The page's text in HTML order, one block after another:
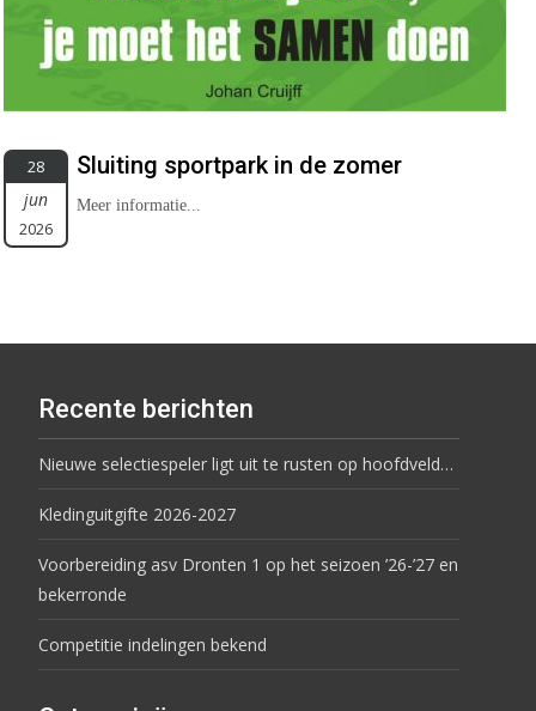
28
jun
2026
Sluiting sportpark in de zomer
Meer informatie...
Recente berichten
Nieuwe selectiespeler ligt uit te rusten op hoofdveld…
Kledinguitgifte 2026-2027
Voorbereiding asv Dronten 1 op het seizoen ’26-’27 en
bekerronde
Competitie indelingen bekend